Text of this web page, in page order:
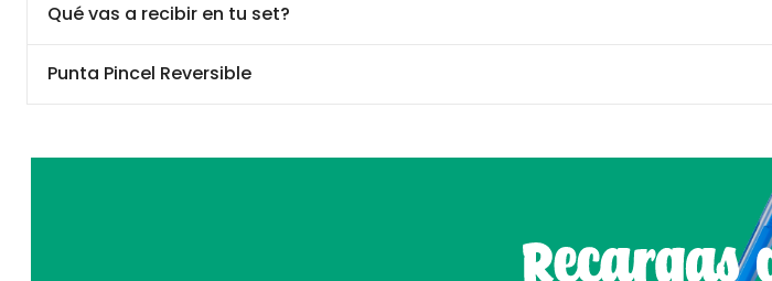
Qué vas a recibir en tu set?
Punta Pincel Reversible